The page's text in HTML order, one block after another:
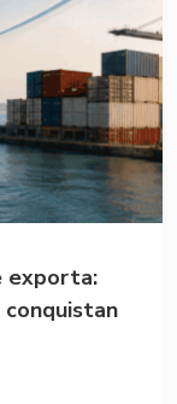
exporta: